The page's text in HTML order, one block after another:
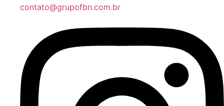
contato@grupofbn.com.br